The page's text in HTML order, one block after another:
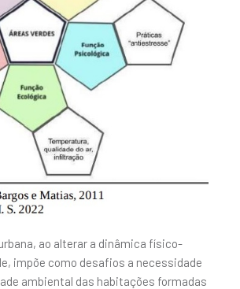
ao alterar a dinâmica físico-
impõe como desafios a necessidade
ambiental das habitações formadas